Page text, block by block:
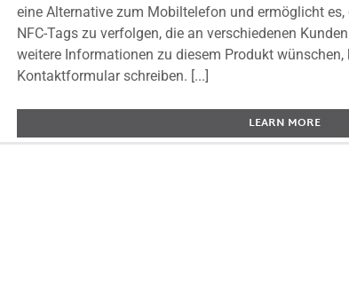
eine Alternative zum Mobiltelefon und ermöglicht
NFC-Tags zu verfolgen, die an verschiedenen
weitere Informationen zu diesem Produkt wünschen,
Kontaktformular schreiben. [...]
LEARN MORE